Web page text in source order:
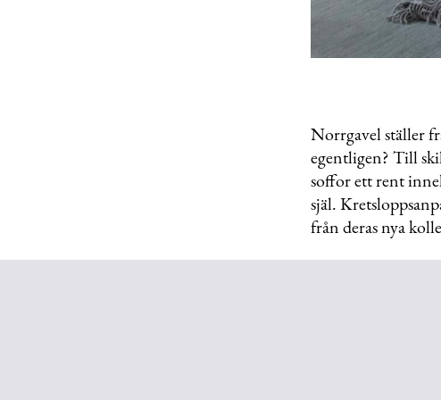
Norrgavel ställer
egentligen? Till
soffor ett rent
själ.
från deras nya